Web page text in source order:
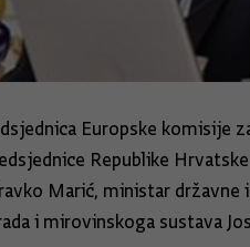
Europske
Republike
Marić, ministar
i mirovinskoga sustava